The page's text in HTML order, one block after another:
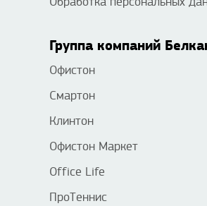
Группа компаний
Офистон
Смартон
Клинтон
Офистон Маркет
Office Life
ПроТеннис